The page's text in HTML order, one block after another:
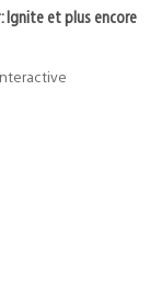
Ignite et plus encore